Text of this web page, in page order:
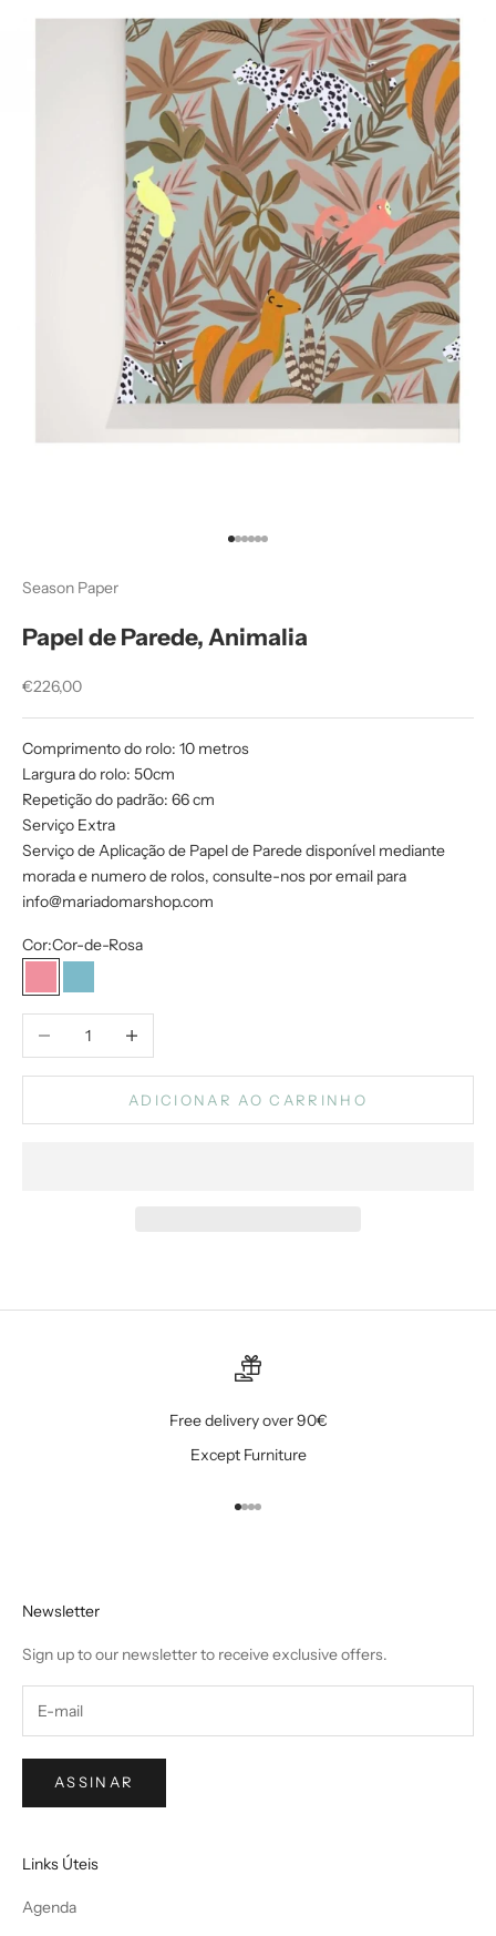
Ir para item 1
Ir para item 2
Ir para item 3
Ir para item 4
Ir para item 5
Ir para item 6
Season Paper
Papel de Parede, Animalia
Preço promocional
€226,00
Comprimento do rolo: 10 metros
Largura do rolo: 50cm
Repetição do padrão: 66 cm
Serviço Extra
Serviço de Aplicação de Papel de Parede disponível mediante
morada e numero de rolos, consulte-nos por email para
info@mariadomarshop.com
Cor:Cor-de-Rosa
Cor-de-Rosa
Azul
Diminuir quantidadeAumentar quantidade
ADICIONAR AO CARRINHO
Free delivery over 90€
Except Furniture
Ir para item 1
Ir para item 2
Ir para item 3
Ir para item 4
Newsletter
Sign up to our newsletter to receive exclusive offers.
ASSINAR
Links Úteis
Agenda